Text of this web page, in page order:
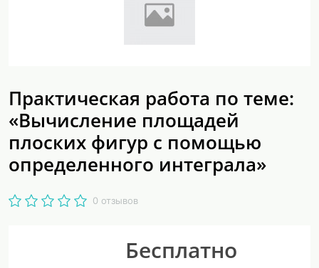
Практическая работа по теме:
«Вычисление площадей
плоских фигур с помощью
определенного интеграла»
0 отзывов
Бесплатно